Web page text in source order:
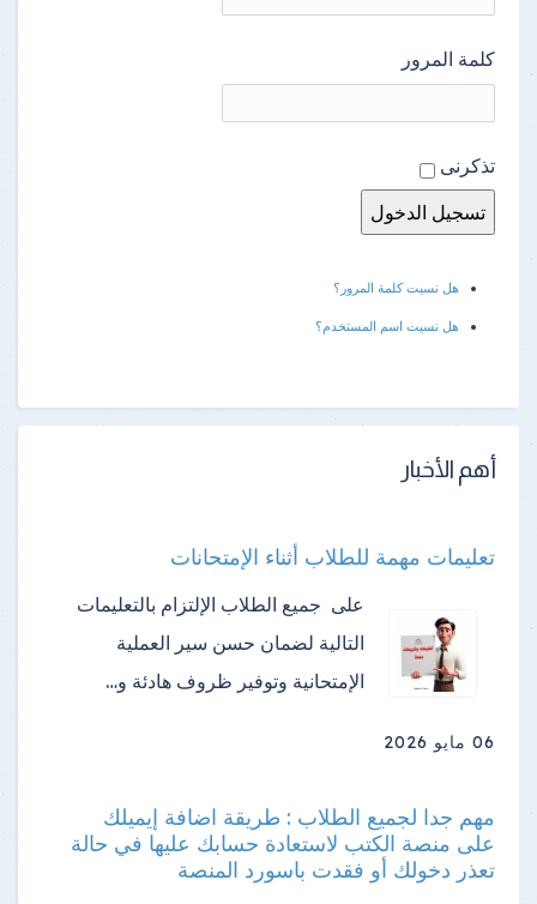
كلمة المرور
تذكرنى
هل نسيت كلمة المرور؟
هل نسيت اسم المستخدم؟
أهم الأخبار
تعليمات مهمة للطلاب أثناء الإمتحانات
على جميع الطلاب الإلتزام بالتعليمات
التالية لضمان حسن سير العملية
الإمتحانية وتوفير ظروف هادئة و…
06 مايو 2026
مهم جدا لجميع الطلاب : طريقة اضافة إيميلك
على منصة الكتب لاستعادة حسابك عليها في حالة
تعذر دخولك أو فقدت باسورد المنصة